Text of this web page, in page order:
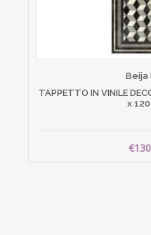
Beija
TAPPETTO IN VINILE
x